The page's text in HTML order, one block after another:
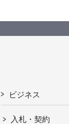
ビジネス
入札・契約